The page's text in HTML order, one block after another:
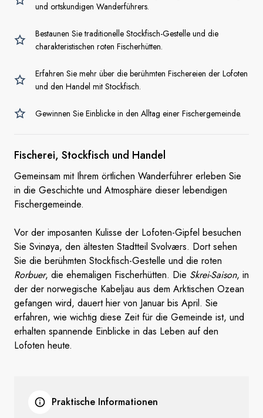
und ortskundigen Wanderführers.
Bestaunen Sie traditionelle Stockfisch-Gestelle und die
charakteristischen roten Fischerhütten.
Erfahren Sie mehr über die berühmten Fischereien der Lofoten
und den Handel mit Stockfisch.
Gewinnen Sie Einblicke in den Alltag einer Fischergemeinde.
Fischerei, Stockfisch und Handel
Gemeinsam mit Ihrem örtlichen Wanderführer erleben Sie
in die Geschichte und Atmosphäre dieser lebendigen
Fischergemeinde.
Vor der imposanten Kulisse der Lofoten-Gipfel besuchen
Sie Svinøya, den ältesten Stadtteil Svolværs. Dort sehen
Sie die berühmten Stockfisch-Gestelle und die roten
Rorbuer, die ehemaligen Fischerhütten. Die Skrei-Saison, in
der der norwegische Kabeljau aus dem Arktischen Ozean
gefangen wird, dauert hier von Januar bis April. Sie
erfahren, wie wichtig diese Zeit für die Gemeinde ist, und
erhalten spannende Einblicke in das Leben auf den
Lofoten heute.
Praktische Informationen